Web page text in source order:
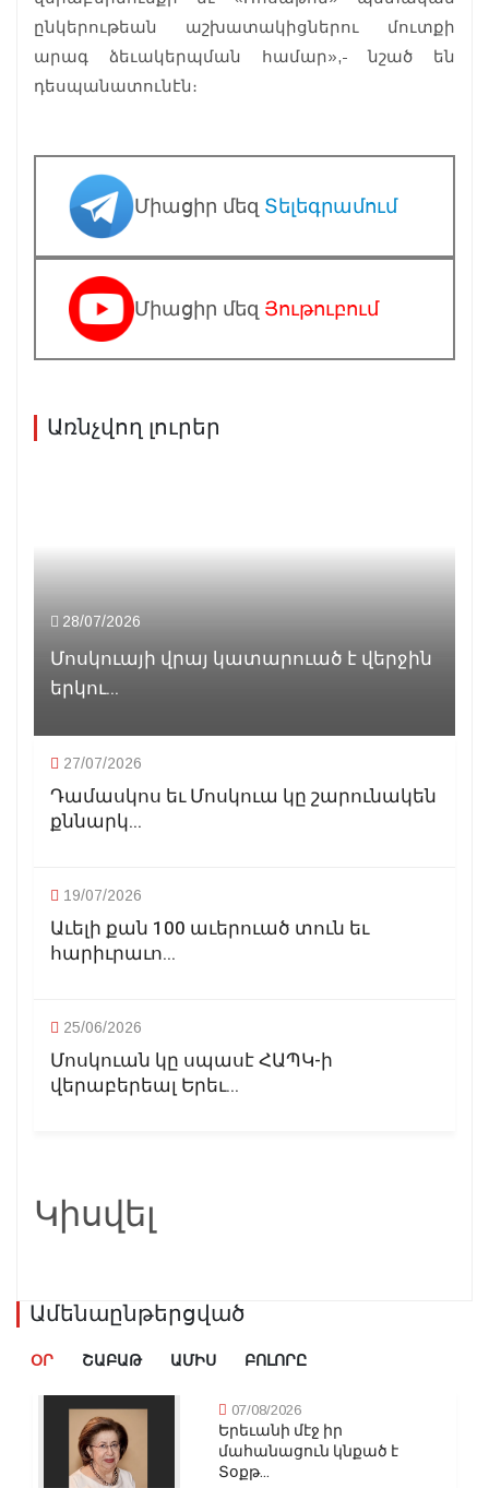
ընկերութեան աշխատակիցներու մուտքի
արագ ձեւակերպման համար»,- նշած են
դեսպանատունէն։
Միացիր մեզ Տելեգրամում
Միացիր մեզ Յութուբում
Առնչվող լուրեր
28/07/2026
Մոսկուայի վրայ կատարուած է վերջին
երկու...
27/07/2026
Դամասկոս եւ Մոսկուա կը շարունակեն
քննարկ...
19/07/2026
Աւելի քան 100 աւերուած տուն եւ
հարիւրաւո...
25/06/2026
Մոսկուան կը սպասէ ՀԱՊԿ-ի
վերաբերեալ Երեւ...
Կիսվել
Ամենաընթերցված
ՕՐ ՇԱԲԱԹ ԱՄԻՍ ԲՈԼՈՐԸ
07/08/2026
Երեւանի մէջ իր
մահանացուն կնքած է
Տօքթ...